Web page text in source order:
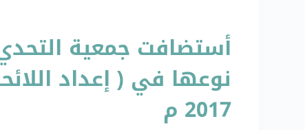
أستضافت جمعية
نوعها في ( إعداد
2017 م